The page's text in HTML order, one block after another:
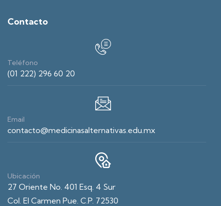
Contacto
Teléfono
(01 222) 296 60 20
Email
contacto@medicinasalternativas.edu.mx
Ubicación
27 Oriente No. 401 Esq. 4 Sur
Col. El Carmen Pue. C.P. 72530